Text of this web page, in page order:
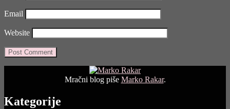
Email
Website
Mračni blog piše Marko Rakar.
Kategorije